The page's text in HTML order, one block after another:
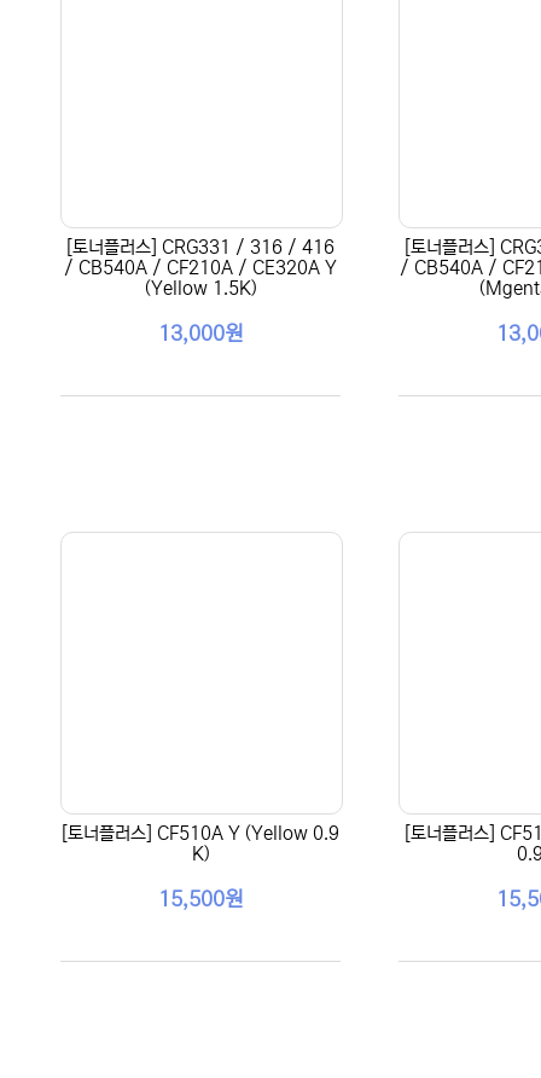
[토너플러스] CRG331 / 316 / 416
/ CB540A / CF210A / CE320A Y
(Yellow 1.5K)
13,000원
[토너플러스]
/ CB540A /
[토너플러스] CF510A Y (Yellow 0.9
K)
15,500원
[토너플러스]